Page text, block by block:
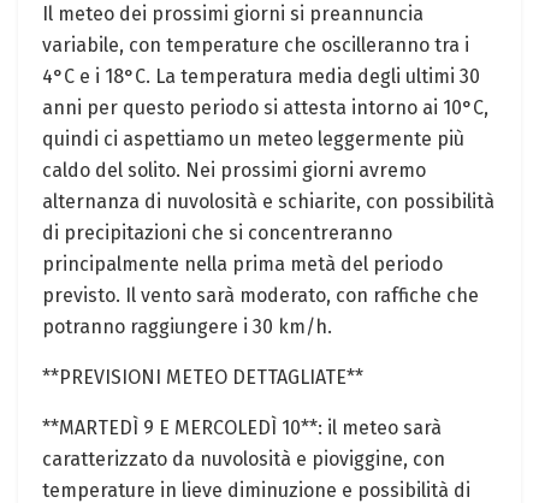
Il meteo dei prossimi giorni si preannuncia
variabile, con temperature che oscilleranno tra i
4°C e i 18°C. La temperatura media degli ultimi 30
anni per questo periodo si attesta intorno ai 10°C,
quindi ci aspettiamo un meteo leggermente più
caldo del solito. Nei prossimi giorni avremo
alternanza di nuvolosità e schiarite, con possibilità
di precipitazioni che si concentreranno
principalmente nella prima metà del periodo
previsto. Il vento sarà moderato, con raffiche che
potranno raggiungere i 30 km/h.
**PREVISIONI METEO DETTAGLIATE**
**MARTEDÌ 9 E MERCOLEDÌ 10**: il meteo sarà
caratterizzato da nuvolosità e pioviggine, con
temperature in lieve diminuzione e possibilità di